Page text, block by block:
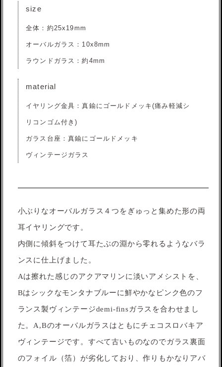
size
全体：約25x19mm
オーバルガラス：10x8mm
ラウンドガラス：約4mm
material
イヤリング金具：真鍮にゴールドメッキ(痛み軽減シ
リコンゴム付き)
ガラス台座：真鍮にゴールドメッキ
ヴィンテージガラス
小ぶりなオーバルガラス４つをぎゅっと集めた形の両
耳イヤリングです。
内側に傾斜をつけて耳たぶの淵から零れるようなバラ
ンスに仕上げました。
Aは擦れた感じのアクアマリンに淡いアメシストを、
Bはシックなモンタナブルーに鮮やかなピンク色のフ
ランス製ヴィンテージdemi-finsガラスを合わせまし
た。A,Bのオーバルガラスはともにチェコスロバキア
ヴィンテージです。すべて古いものなのでガラス裏面
のフォイル（箔）が劣化しており、作りもかなりアバ